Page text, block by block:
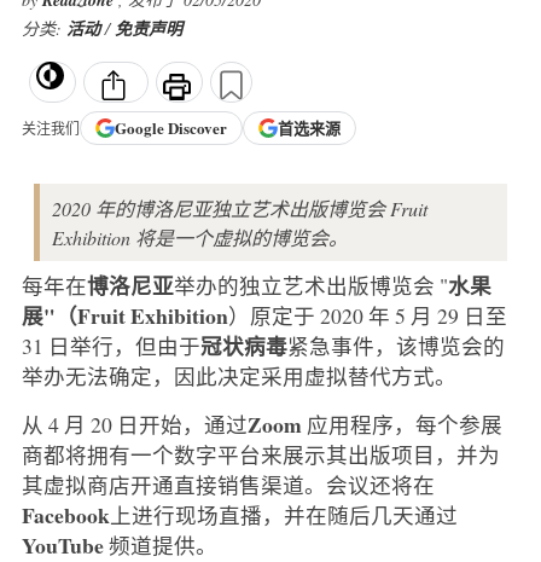
分类: 活动/免责声明
关注我们 GoogleDiscover 首选来源
2020 年的博洛尼亚独立艺术出版博览会 Fruit
Exhibition 将是一个虚拟的博览会。
每年在博洛尼亚举办的独立艺术出版博览会 "水果
展"（Fruit Exhibition）原定于 2020 年 5 月 29 日至
31 日举行，但由于冠状病毒紧急事件，该博览会的
举办无法确定，因此决定采用虚拟替代方式。
从 4 月 20 日开始，通过Zoom 应用程序，每个参展
商都将拥有一个数字平台来展示其出版项目，并为
其虚拟商店开通直接销售渠道。会议还将在
Facebook 上进行现场直播，并在随后几天通过
YouTube频道提供。